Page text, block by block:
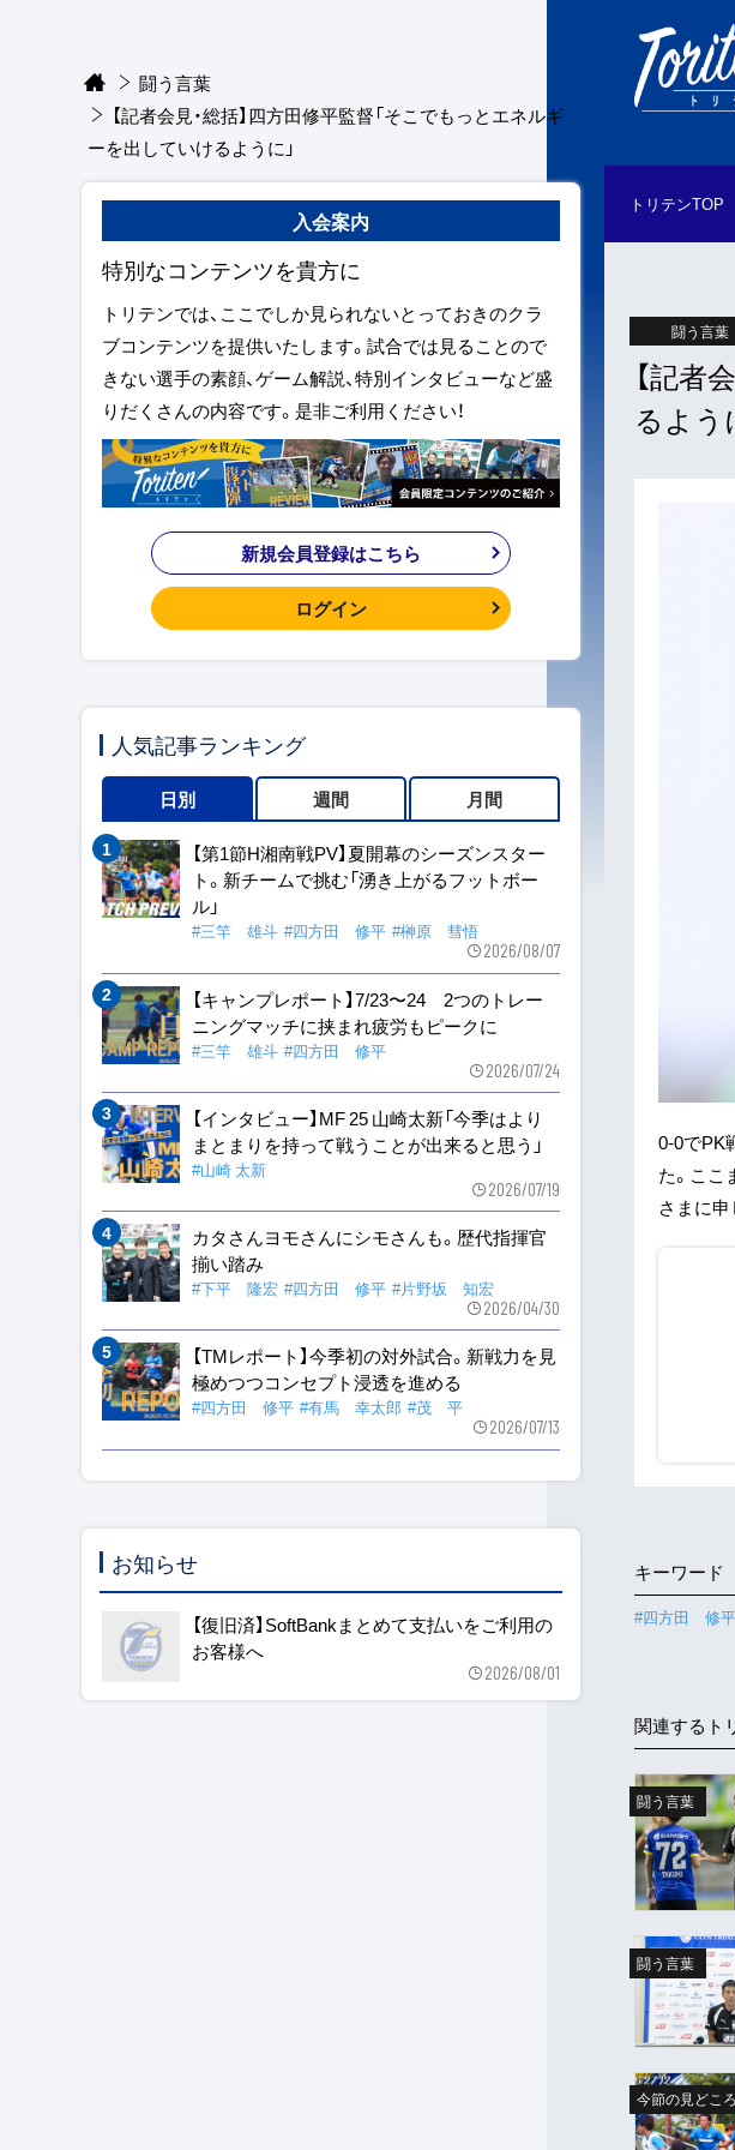
トリテンTOP
闘う言葉
【記者
るよう
0-0でPK
た。こ
さまに申
キーワード
#四方田 修平
関連するト
闘う言葉
闘う言葉
今節の見どころ
闘う言葉
【記者会見・総括】四方田修平監督「そこでもっとエネルギ
ーを出していけるように」
入会案内
特別なコンテンツを貴方に
トリテンでは、ここでしか見られないとっておきのクラ
ブコンテンツを提供いたします。試合では見ることので
きない選手の素顔、ゲーム解説、特別インタビューなど盛
りだくさんの内容です。是非ご利用ください！
新規会員登録はこちら
ログイン
人気記事ランキング
日別 週間 月間
【第1節H湘南戦PV】夏開幕のシーズンスター
ト。新チームで挑む「湧き上がるフットボー
ル」
#三竿 雄斗 #四方田 修平 #榊原 彗悟
2026/08/07
【キャンプレポート】7/23〜24 2つのトレー
ニングマッチに挟まれ疲労もピークに
#三竿 雄斗 #四方田 修平
2026/07/24
【インタビュー】MF 25 山崎太新「今季はより
まとまりを持って戦うことが出来ると思う」
#山崎 太新
2026/07/19
カタさんヨモさんにシモさんも。歴代指揮官
揃い踏み
#下平 隆宏 #四方田 修平 #片野坂 知宏
2026/04/30
【TMレポート】今季初の対外試合。新戦力を見
極めつつコンセプト浸透を進める
#四方田 修平 #有馬 幸太郎 #茂 平
2026/07/13
お知らせ
【復旧済】SoftBankまとめて支払いをご利用の
お客様へ
2026/08/01